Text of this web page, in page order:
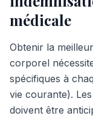
médicale
Obtenir la
corporel
spécifiques à
vie courante).
doivent être